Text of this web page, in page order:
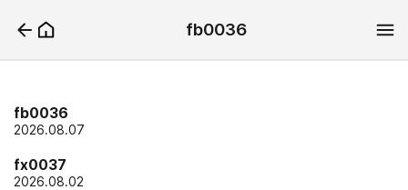
fb0036
fb0036
2026.08.07
fx0037
2026.08.02